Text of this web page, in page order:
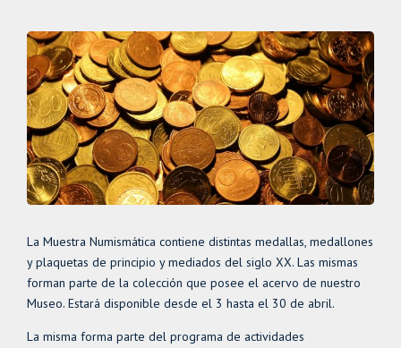
La Muestra Numismática contiene distintas medallas, medallones
y plaquetas de principio y mediados del siglo XX. Las mismas
forman parte de la colección que posee el acervo de nuestro
Museo. Estará disponible desde el 3 hasta el 30 de abril.
La misma forma parte del programa de actividades